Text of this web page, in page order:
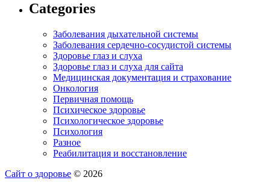
Categories
Заболевания дыхательной системы
Заболевания сердечно-сосудистой системы
Здоровье глаз и слуха
Здоровье глаз и слуха для сайта
Медицинская документация и страхование
Онкология
Первичная помощь
Психическое здоровье
Психологическое здоровье
Психология
Разное
Реабилитация и восстановление
Сайт о здоровье © 2026